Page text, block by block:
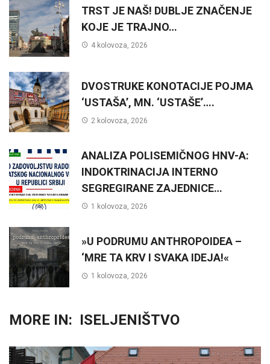
TRST JE NAŠ! DUBLJE ZNAČENJE
KOJE JE TRAJNO…
4 kolovoza, 2026
DVOSTRUKE KONOTACIJE POJMA
‘USTAŠA’, MN. ‘USTAŠE’….
2 kolovoza, 2026
ANALIZA POLISEMIČNOG HNV-A:
INDOKTRINACIJA INTERNO
SEGREGIRANE ZAJEDNICE…
1 kolovoza, 2026
»U PODRUMU ANTHROPOIDEA –
‘MRE TA KRV I SVAKA IDEJA!«
1 kolovoza, 2026
MORE IN: ISELJENIŠTVO